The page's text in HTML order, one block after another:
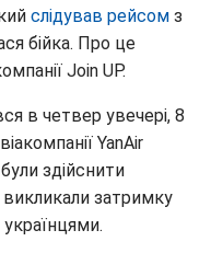
слідував рейсом з
бійка. Про це
Join UP.
в четвер увечері, 8
YanAir
здійснити
затримку